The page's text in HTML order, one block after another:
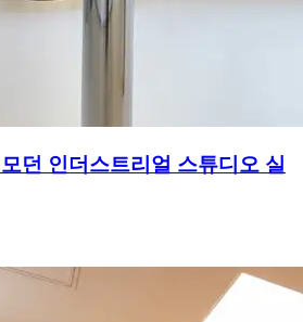
던 인더스트리얼 스튜디오 실